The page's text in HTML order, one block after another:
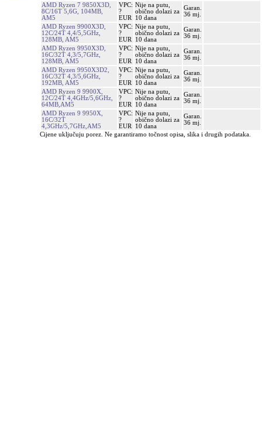
AMD Ryzen 7 9850X3D,
8C/16T 5,6G, 104MB,
AM5
VPC:
?
EUR
Nije na putu,
obično dolazi za
10 dana
Garan.
36 mj.
AMD Ryzen 9900X3D,
12C/24T 4,4/5,5GHz,
128MB, AM5
VPC:
?
EUR
Nije na putu,
obično dolazi za
10 dana
Garan.
36 mj.
AMD Ryzen 9950X3D,
16C/32T 4,3/5,7GHz,
128MB, AM5
VPC:
?
EUR
Nije na putu,
obično dolazi za
10 dana
Garan.
36 mj.
AMD Ryzen 9950X3D2,
16C/32T 4,3/5,6GHz,
192MB, AM5
VPC:
?
EUR
Nije na putu,
obično dolazi za
10 dana
Garan.
36 mj.
AMD Ryzen 9 9900X,
12C/24T 4,4GHz/5,6GHz,
64MB,AM5
VPC:
?
EUR
Nije na putu,
obično dolazi za
10 dana
Garan.
36 mj.
AMD Ryzen 9 9950X,
16C/32T
4,3GHz/5,7GHz,AM5
VPC:
?
EUR
Nije na putu,
obično dolazi za
10 dana
Garan.
36 mj.
Cijene uključuju porez. Ne garantiramo točnost opisa, slika i drugih podataka.